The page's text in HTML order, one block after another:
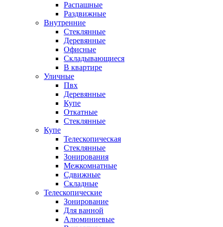
Распашные
Раздвижные
Внутренние
Стеклянные
Деревянные
Офисные
Складывающиеся
В квартире
Уличные
Пвх
Деревянные
Купе
Откатные
Стеклянные
Купе
Телескопическая
Стеклянные
Зонирования
Межкомнатные
Сдвижные
Складные
Телескопические
Зонирование
Для ванной
Алюминиевые